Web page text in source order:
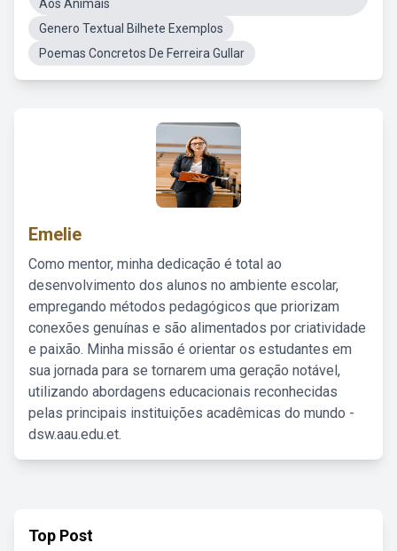
Aos Animais
Genero Textual Bilhete Exemplos
Poemas Concretos De Ferreira Gullar
Emelie
Como mentor, minha dedicação é total ao
desenvolvimento dos alunos no ambiente escolar,
empregando métodos pedagógicos que priorizam
conexões genuínas e são alimentados por criatividade
e paixão. Minha missão é orientar os estudantes em
sua jornada para se tornarem uma geração notável,
utilizando abordagens educacionais reconhecidas
pelas principais instituições acadêmicas do mundo -
dsw.aau.edu.et.
Top Post